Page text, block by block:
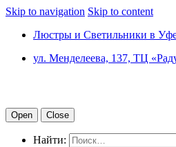
Skip to navigation Skip to content
Люстры и Светильники в
ул. Менделеева, 137, ТЦ
Open Close
Найти: